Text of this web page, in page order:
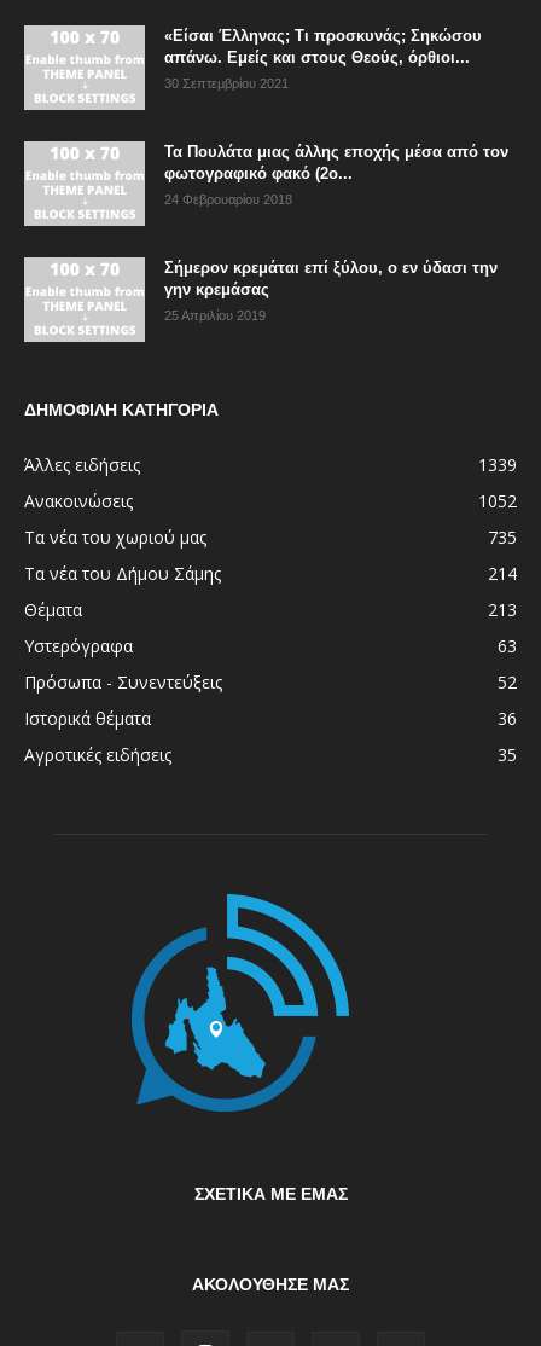
«Είσαι Έλληνας; Τι προσκυνάς; Σηκώσου
απάνω. Εμείς και στους Θεούς, όρθιοι...
30 Σεπτεμβρίου 2021
Τα Πουλάτα μιας άλλης εποχής μέσα από τον
φωτογραφικό φακό (2ο...
24 Φεβρουαρίου 2018
Σήμερον κρεμάται επί ξύλου, ο εν ύδασι την
γην κρεμάσας
25 Απριλίου 2019
ΔΗΜΟΦΙΛΗ ΚΑΤΗΓΟΡΙΑ
Άλλες ειδήσεις
1339
Ανακοινώσεις
1052
Τα νέα του χωριού μας
735
Τα νέα του Δήμου Σάμης
214
Θέματα
213
Υστερόγραφα
63
Πρόσωπα - Συνεντεύξεις
52
Ιστορικά θέματα
36
Αγροτικές ειδήσεις
35
ΣΧΕΤΙΚΆ ΜΕ ΕΜΆΣ
ΑΚΟΛΟΥΘΗΣΕ ΜΑΣ